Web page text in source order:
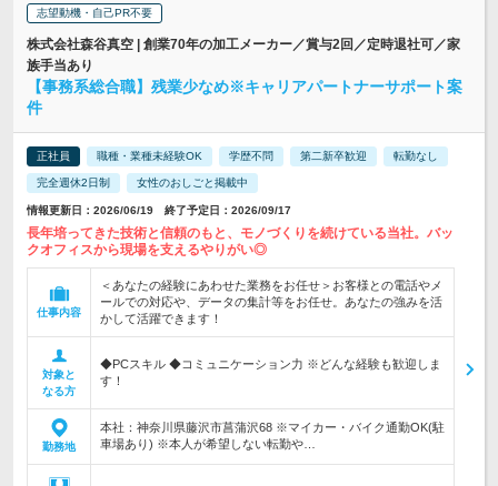
志望動機・自己PR不要
株式会社森谷真空 | 創業70年の加工メーカー／賞与2回／定時退社可／家
族手当あり
【事務系総合職】残業少なめ※キャリアパートナーサポート案
件
正社員 職種・業種未経験OK 学歴不問 第二新卒歓迎 転勤なし
完全週休2日制 女性のおしごと掲載中
情報更新日：2026/06/19 終了予定日：2026/09/17
長年培ってきた技術と信頼のもと、モノづくりを続けている当社。バッ
クオフィスから現場を支えるやりがい◎
仕事内容
＜あなたの経験にあわせた業務をお任せ＞お客様との電話やメ
ールでの対応や、データの集計等をお任せ。あなたの強みを活
かして活躍できます！
対象と
なる方
◆PCスキル ◆コミュニケーション力 ※どんな経験も歓迎しま
す！
勤務地
本社：神奈川県藤沢市菖蒲沢68 ※マイカー・バイク通勤OK(駐
車場あり) ※本人が希望しない転勤や…